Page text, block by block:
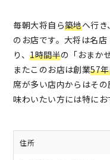
毎朝大将自ら築地へ行き
のお店です。大将は名
り、1時間半の「おまか
またこのお店は創業57
席が多い店内からはそ
味わいたい方には特にお
住所